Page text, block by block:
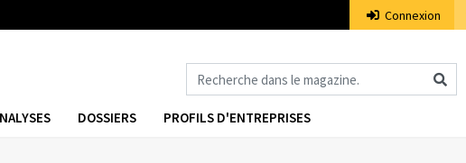
Connexion
DOSSIERS PROFILS D'ENTREPRISES